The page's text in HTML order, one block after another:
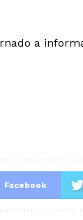
a
Facebook